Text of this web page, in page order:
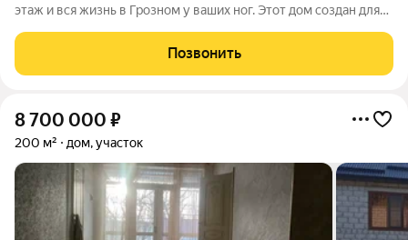
этаж и вся жизнь в Грозном у ваших ног. Этот дом создан для
логистику, не жертвуя при этом временем на дорогу.
Инфраструктура: - Детская
Позвонить
8 700 000 ₽
200 м² дом, участок